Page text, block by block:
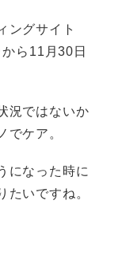
ングサイト
ら11月30日
況ではないか
ケア。
になった時に
いですね。